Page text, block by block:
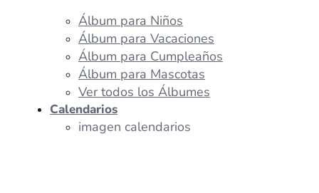
Álbum para Niños
Álbum para Vacaciones
Álbum para Cumpleaños
Álbum para Mascotas
Ver todos los Álbumes
Calendarios
imagen calendarios